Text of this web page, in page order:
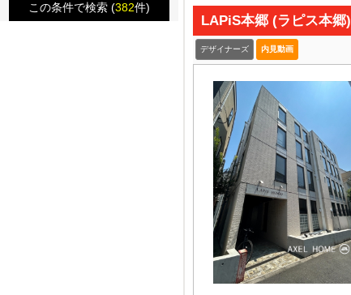
LAPiS本郷 (ラピス本郷)
デザイナーズ 内見動画
この条件で検索 (382件)